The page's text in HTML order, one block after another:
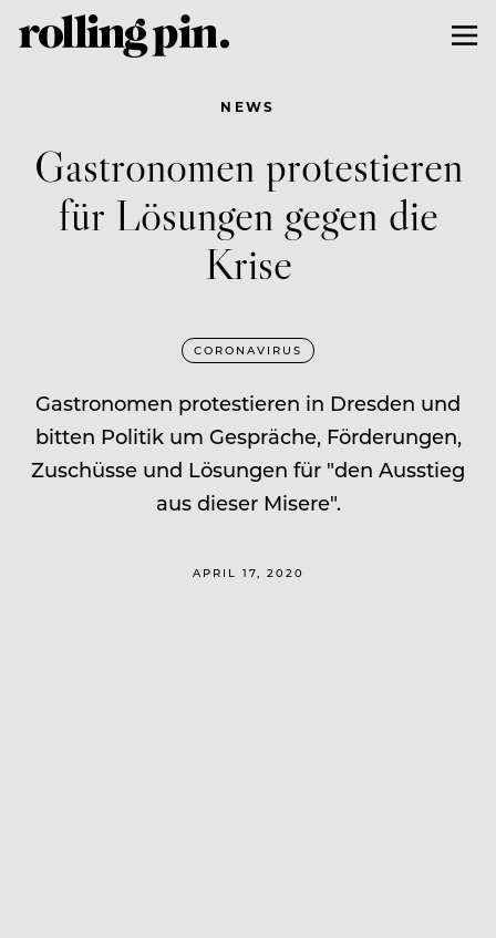
NEWS
Gastronomen protestieren
für Lösungen gegen die
Krise
CORONAVIRUS
Gastronomen protestieren in Dresden und
bitten Politik um Gespräche, Förderungen,
Zuschüsse und Lösungen für "den Ausstieg
aus dieser Misere".
APRIL 17, 2020